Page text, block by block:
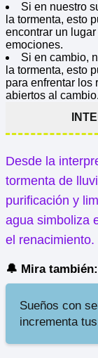
Si en nuestro
la tormenta, esto
encontrar un
emociones.
Si en cambio,
la tormenta, esto
para enfrentar los
abiertos al cambio.
Desde la
tormenta de
purificación y
agua simboliza
el renacimiento.
🔔 Mira también:
Sueños con
incrementa